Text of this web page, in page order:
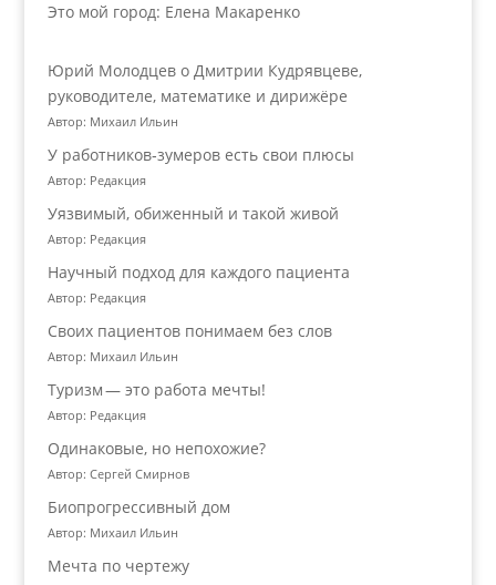
Это мой город: Елена Макаренко
Юрий Молодцев о Дмитрии Кудрявцеве,
руководителе, математике и дирижёре
Автор: Михаил Ильин
У работников‑зумеров есть свои плюсы
Автор: Редакция
Уязвимый, обиженный и такой живой
Автор: Редакция
Научный подход для каждого пациента
Автор: Редакция
Своих пациентов понимаем без слов
Автор: Михаил Ильин
Туризм — это работа мечты!
Автор: Редакция
Одинаковые, но непохожие?
Автор: Сергей Смирнов
Биопрогрессивный дом
Автор: Михаил Ильин
Мечта по чертежу